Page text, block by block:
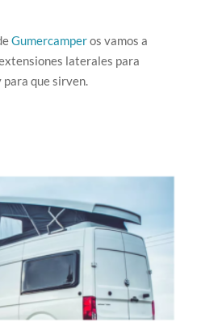
Gumercamperos vamos a
laterales para
que sirven.